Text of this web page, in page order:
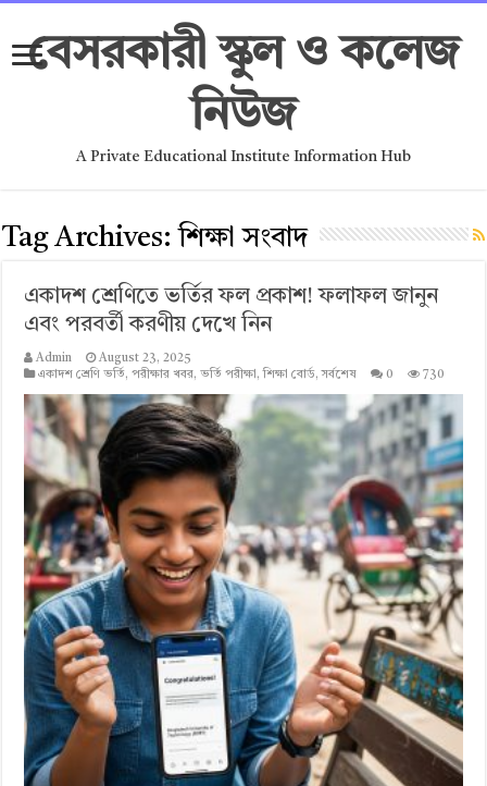
বেসরকারী স্কুল ও কলেজ
নিউজ
A Private Educational Institute Information Hub
Tag Archives:শিক্ষা সংবাদ
একাদশ শ্রেণিতে ভর্তির ফল প্রকাশ! ফলাফল জানুন
এবং পরবর্তী করণীয় দেখে নিন
Admin
August 23, 2025
একাদশ শ্রেণি ভর্তি,পরীক্ষার খবর,ভর্তি পরীক্ষা ,শিক্ষা বোর্ড,সর্বশেষ 0 730